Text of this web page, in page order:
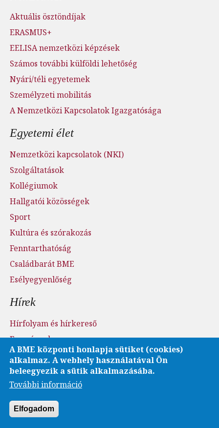
Aktuális ösztöndíjak
ERASMUS+
EELISA nemzetközi képzések
Számos további külföldi lehetőség
Nyári/téli egyetemek
Személyzeti mobilitás
A Nemzetközi Kapcsolatok Igazgatósága
Egyetemi élet
Nemzetközi kapcsolatok (NKI)
Szolgáltatások
Kollégiumok
Hallgatói közösségek
Sport
Kultúra és szórakozás
Fenntarthatóság
Családbarát BME
Esélyegyenlőség
Hírek
Hírfolyam és hírkereső
Események
Sajtószoba - sajtófigyelés
Karrier és pályázatok
Fotó- és videótár
A BME központi honlapja sütiket (cookies)
alkalmaz. A webhely használatával Ön
beleegyezik a sütik alkalmazásába.
További információ
Elfogadom